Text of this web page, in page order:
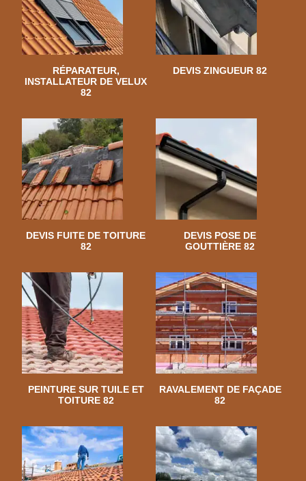
RÉPARATEUR,
INSTALLATEUR DE VELUX
82
DEVIS ZINGUEUR 82
DEVIS FUITE DE TOITURE
82
DEVIS POSE DE
GOUTTIÈRE 82
PEINTURE SUR TUILE ET
TOITURE 82
RAVALEMENT DE FAÇADE
82